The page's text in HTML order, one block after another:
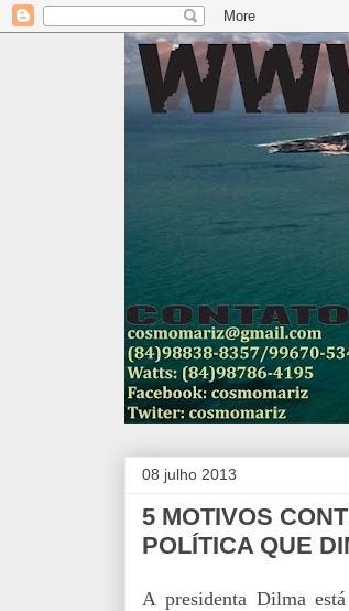
08 julho 2013
5 MOTIVOS
POLÍTICA QUE
A presidenta Dilma